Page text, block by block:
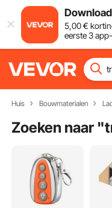
5,00€
eerste 3
Huis Bouwmaterialen
Zoeken naar "